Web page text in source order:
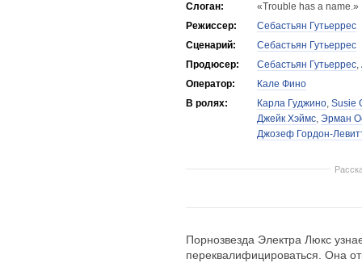
Слоган:
«Trouble has a name.»
Режиссер:
Себастьян Гутьеррес
Сценарий:
Себастьян Гутьеррес
Продюсер:
Себастьян Гутьеррес,
Оператор:
Кале Фино
В ролях:
Карла Гуджино, Susie
Джейк Хэймс, Эрман
Джозеф Гордон-
Порнозвезда Электра Люкс
переквалифицироваться. Она